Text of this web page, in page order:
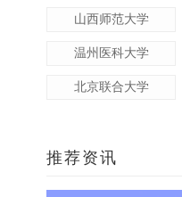
山西师范大学
温州医科大学
北京联合大学
推荐资讯